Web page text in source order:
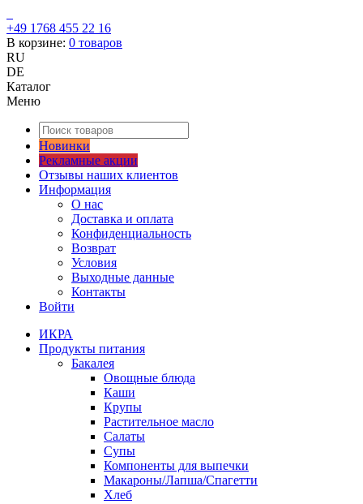
+49 1768 455 22 16
В корзине: 0 товаров
RU
DE
Каталог
Меню
Новинки
Рекламные акции
Отзывы наших клиентов
Информация
О нас
Доставка и оплата
Конфиденциальность
Возврат
Условия
Выходные данные
Контакты
Войти
ИКРА
Продукты питания
Бакалея
Овощные блюда
Каши
Крупы
Растительное масло
Салаты
Супы
Компоненты для выпечки
Макароны/Лапша/Спагетти
Хлеб